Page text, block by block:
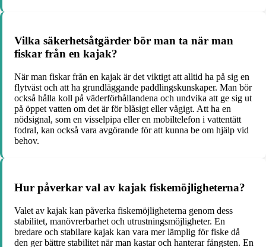
Vilka säkerhetsåtgärder bör man ta när man
fiskar från en kajak?
När man fiskar från en kajak är det viktigt att alltid ha på sig en
flytväst och att ha grundläggande paddlingskunskaper. Man bör
också hålla koll på väderförhållandena och undvika att ge sig ut
på öppet vatten om det är för blåsigt eller vågigt. Att ha en
nödsignal, som en visselpipa eller en mobiltelefon i vattentätt
fodral, kan också vara avgörande för att kunna be om hjälp vid
behov.
Hur påverkar val av kajak fiskemöjligheterna?
Valet av kajak kan påverka fiskemöjligheterna genom dess
stabilitet, manövrerbarhet och utrustningsmöjligheter. En
bredare och stabilare kajak kan vara mer lämplig för fiske då
den ger bättre stabilitet när man kastar och hanterar fångsten. En